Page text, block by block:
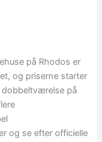
på Rhodos er
og priserne starter
på
og se efter officielle